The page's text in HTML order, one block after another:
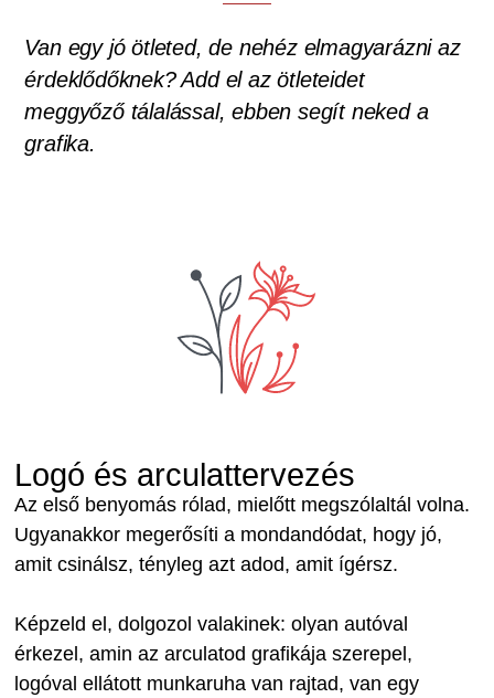
Van egy jó ötleted, de nehéz elmagyarázni az
érdeklődőknek? Add el az ötleteidet
meggyőző tálalással, ebben segít neked a
grafika.
Logó és arculattervezés
Az első benyomás rólad, mielőtt megszólaltál volna.
Ugyanakkor megerősíti a mondandódat, hogy jó,
amit csinálsz, tényleg azt adod, amit ígérsz.
Képzeld el, dolgozol valakinek: olyan autóval
érkezel, amin az arculatod grafikája szerepel,
logóval ellátott munkaruha van rajtad, van egy